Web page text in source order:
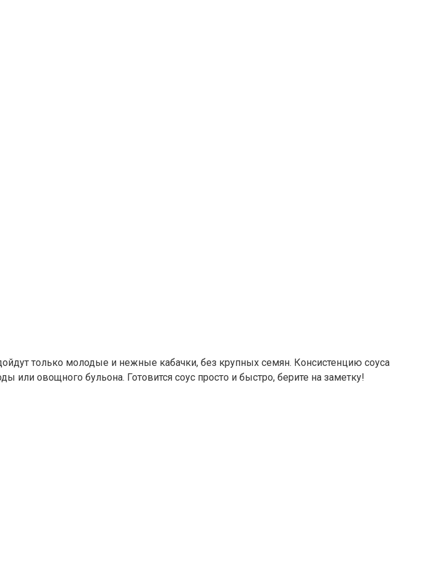
только молодые и нежные кабачки, без крупных семян. Консистенцию соуса
овощного бульона. Готовится соус просто и быстро, берите на заметку!